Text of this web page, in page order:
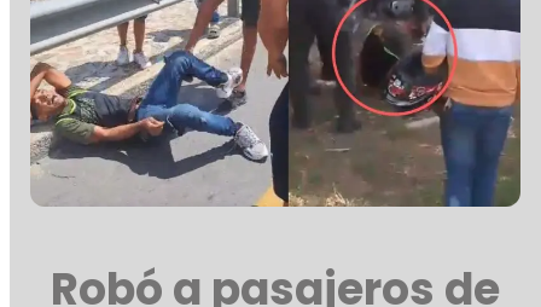
Robó a pasajeros de